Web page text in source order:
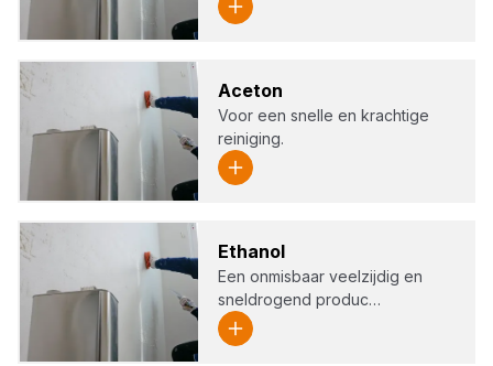
Ace­ton
Voor een snelle en krachtige
reiniging.
Etha­nol
Een onmisbaar veelzijdig en
sneldrogend produc…